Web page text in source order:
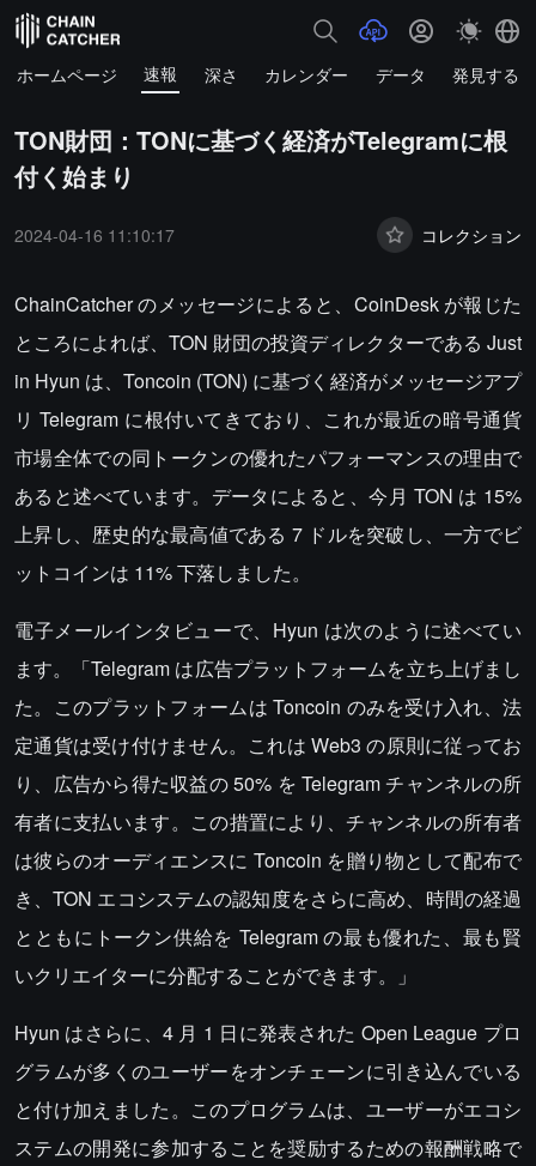
ホームページ 速報 深さ カレンダー データ 発見する
TON財団：TONに基づく経済がTelegramに根
付く始まり
2024-04-16 11:10:17 コレクション
ChainCatcher のメッセージによると、CoinDesk が報じた
ところによれば、TON 財団の投資ディレクターである Just
in Hyun は、Toncoin (TON) に基づく経済がメッセージアプ
リ Telegram に根付いてきており、これが最近の暗号通貨
市場全体での同トークンの優れたパフォーマンスの理由で
あると述べています。データによると、今月 TON は 15%
上昇し、歴史的な最高値である 7 ドルを突破し、一方でビ
ットコインは 11% 下落しました。
電子メールインタビューで、Hyun は次のように述べてい
ます。「Telegram は広告プラットフォームを立ち上げまし
た。このプラットフォームは Toncoin のみを受け入れ、法
定通貨は受け付けません。これは Web3 の原則に従ってお
り、広告から得た収益の 50% を Telegram チャンネルの所
有者に支払います。この措置により、チャンネルの所有者
は彼らのオーディエンスに Toncoin を贈り物として配布で
き、TON エコシステムの認知度をさらに高め、時間の経過
とともにトークン供給を Telegram の最も優れた、最も賢
いクリエイターに分配することができます。」
Hyun はさらに、4 月 1 日に発表された Open League プロ
グラムが多くのユーザーをオンチェーンに引き込んでいる
と付け加えました。このプログラムは、ユーザーがエコシ
ステムの開発に参加することを奨励するための報酬戦略で